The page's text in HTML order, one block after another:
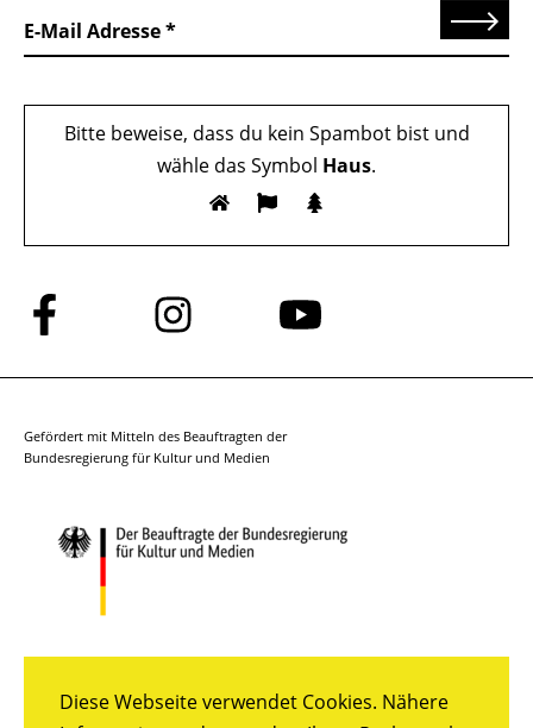
Diese Webseite verwendet Cookies. Nähere
E-Mail Adresse Senden
Bitte beweise, dass du kein Spambot bist und
wähle das Symbol Haus.
Folge
uns
auf
Folge
uns
auf
Folge
auf
Gefördert mit Mitteln des Beauftragten der
Bundesregierung für Kultur und Medien